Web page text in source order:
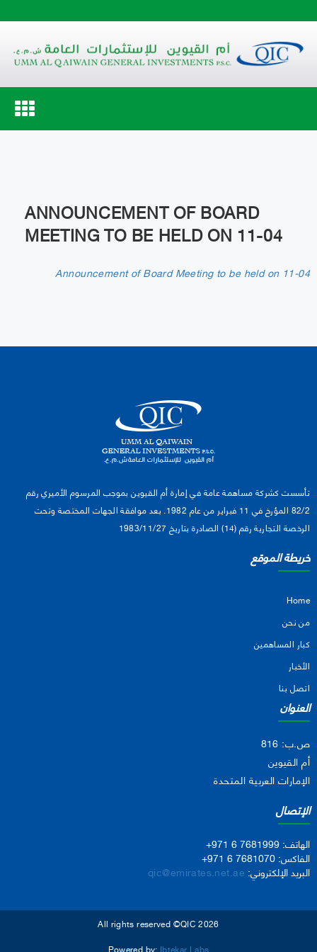
Toggle
navigation
ANNOUNCEMENT OF BOARD
MEETING TO BE HELD ON 11-04
Announcement of Board Meeting to be held on 11-04
تأسست كشركة مساهمة عامة في إمارة أم القيوين بموجب المرسوم الأميري رقم
82/2 المؤرخ في 11 فبراير من عام 1982. بعد موافقة الجهات المختصة وتحت
الرخصة التجارية رقم (14) الصادرة بتاريخ 1983/11/27
خريطة الموقع
Home
من نحن
كبار المساهمين
الأخبار
اتصل بنا
العنوان
ص.ب: 816
أم القيوين
الإمارات العربية المتحدة
الإتصال
الهاتف: +971 6 7681999
الفاكس: +971 6 7681070
البريد الإلكتروني: qic@emirates.net.ae
All rights reserved ©QIC 2026
Powered by: Ibtekar Labs